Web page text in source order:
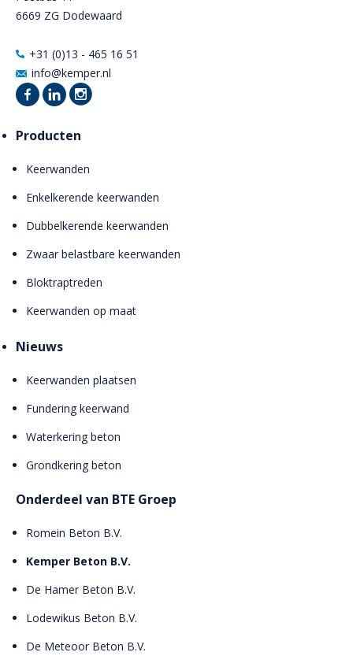
6669 ZG Dodewaard
+31 (0)13 - 465 16 51
info@kemper.nl
Producten
Keerwanden
Enkelkerende keerwanden
Dubbelkerende keerwanden
Zwaar belastbare keerwanden
Bloktraptreden
Keerwanden op maat
Nieuws
Keerwanden plaatsen
Fundering keerwand
Waterkering beton
Grondkering beton
Onderdeel van BTE Groep
Romein Beton B.V.
Kemper Beton B.V.
De Hamer Beton B.V.
Lodewikus Beton B.V.
De Meteoor Beton B.V.